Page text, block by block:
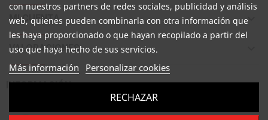
MI CUENTA keyboard_arrow_down
VALORACIONES
INFORMACIÓN 
con nuestros partners de redes sociales, publicidad y análisis
web, quienes pueden combinarla con otra información que
les haya proporcionado o que hayan recopilado a partir del
uso que haya hecho de sus servicios.
Más información Personalizar cookies
RECHAZAR